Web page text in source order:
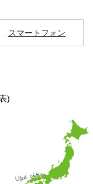
スマートフォン
表)